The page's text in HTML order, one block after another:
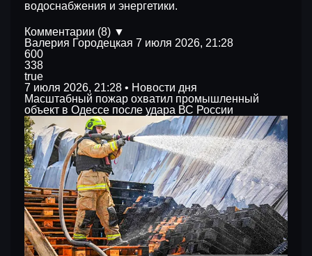
водоснабжения и энергетики.
Комментарии (8) ▼
Валерия Городецкая 7 июля 2026, 21:28
600
338
true
7 июля 2026, 21:28 • Новости дня
Масштабный пожар охватил промышленный
объект в Одессе после удара ВС России